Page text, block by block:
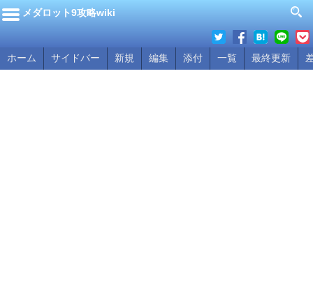
メダロット9攻略wiki
ホーム サイドバー 新規 編集 添付 一覧 最終更新